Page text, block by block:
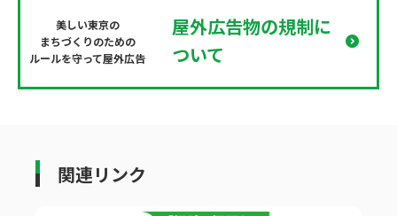
美しい東京の
まちづくりのための
ルールを守って屋外広告
屋外広告物の規制に
ついて
関連リンク